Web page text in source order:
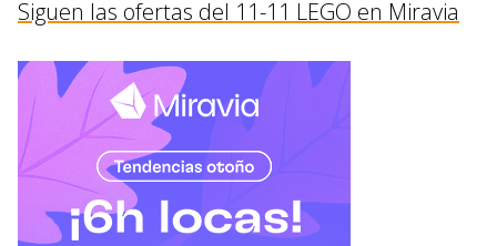
Siguen las ofertas del 11-11 LEGO en Miravia